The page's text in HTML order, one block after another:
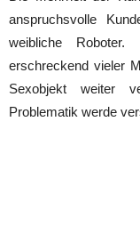
anspruchsvolle
weibliche
erschreckend vieler
Sexobjekt weiter
Problematik werde